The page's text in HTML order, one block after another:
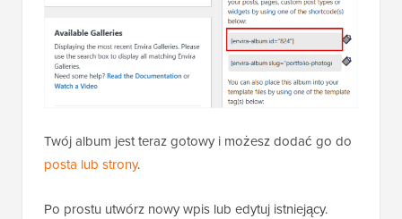
Twój album jest teraz gotowy i możesz dodać go do
posta lub strony.
Po prostu utwórz nowy wpis lub edytuj istniejący.